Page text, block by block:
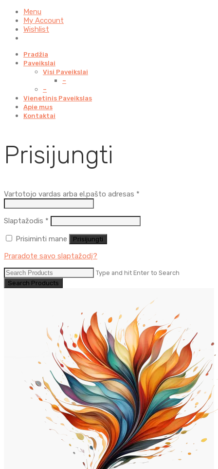
Menu
My Account
Wishlist
Pradžia
Paveikslai
Visi Paveikslai
–
–
Vienetinis Paveikslas
Apie mus
Kontaktai
Prisijungti
Vartotojo vardas arba el.pašto adresas *
Slaptažodis * Privalomas
Prisiminti mane Prisijungti
Praradote savo slaptažodį?
Type and hit Enter to Search